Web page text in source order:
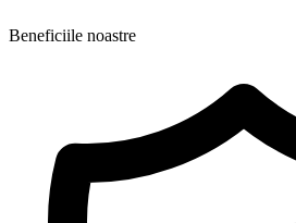
Beneficiile noastre